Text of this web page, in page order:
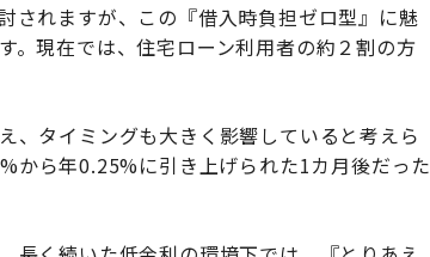
されますが、この『借入時負担ゼロ型』に魅
。現在では、住宅ローン利用者の約２割の方
、タイミングも大きく影響していると考えら
から年0.25%に引き上げられた1カ月後だった